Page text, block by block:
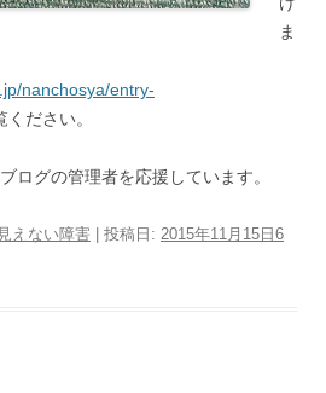
ま
nanchosya/entry-
ください。
ログの管理者を応援しています。
えない障害 | 投稿日: 2015年11月15日6